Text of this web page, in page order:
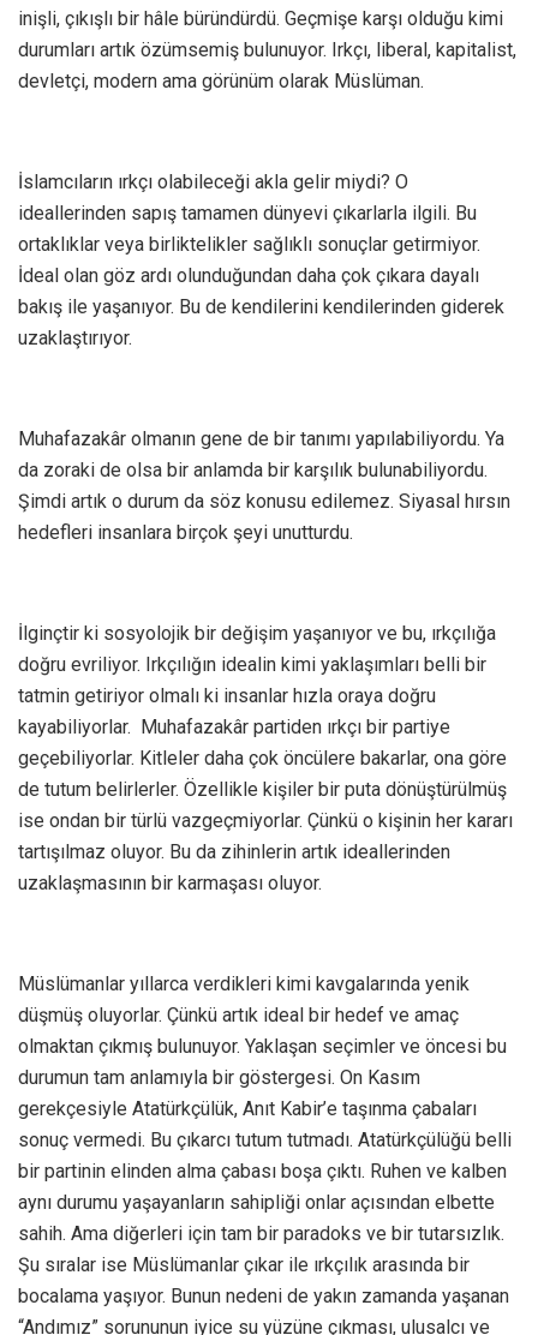
inişli, çıkışlı bir hâle büründürdü. Geçmişe karşı olduğu kimi
durumları artık özümsemiş bulunuyor. Irkçı, liberal, kapitalist,
devletçi, modern ama görünüm olarak Müslüman.
İslamcıların ırkçı olabileceği akla gelir miydi? O
ideallerinden sapış tamamen dünyevi çıkarlarla ilgili. Bu
ortaklıklar veya birliktelikler sağlıklı sonuçlar getirmiyor.
İdeal olan göz ardı olunduğundan daha çok çıkara dayalı
bakış ile yaşanıyor. Bu de kendilerini kendilerinden giderek
uzaklaştırıyor.
Muhafazakâr olmanın gene de bir tanımı yapılabiliyordu. Ya
da zoraki de olsa bir anlamda bir karşılık bulunabiliyordu.
Şimdi artık o durum da söz konusu edilemez. Siyasal hırsın
hedefleri insanlara birçok şeyi unutturdu.
İlginçtir ki sosyolojik bir değişim yaşanıyor ve bu, ırkçılığa
doğru evriliyor. Irkçılığın idealin kimi yaklaşımları belli bir
tatmin getiriyor olmalı ki insanlar hızla oraya doğru
kayabiliyorlar. Muhafazakâr partiden ırkçı bir partiye
geçebiliyorlar. Kitleler daha çok öncülere bakarlar, ona göre
de tutum belirlerler. Özellikle kişiler bir puta dönüştürülmüş
ise ondan bir türlü vazgeçmiyorlar. Çünkü o kişinin her kararı
tartışılmaz oluyor. Bu da zihinlerin artık ideallerinden
uzaklaşmasının bir karmaşası oluyor.
Müslümanlar yıllarca verdikleri kimi kavgalarında yenik
düşmüş oluyorlar. Çünkü artık ideal bir hedef ve amaç
olmaktan çıkmış bulunuyor. Yaklaşan seçimler ve öncesi bu
durumun tam anlamıyla bir göstergesi. On Kasım
gerekçesiyle Atatürkçülük, Anıt Kabir’e taşınma çabaları
sonuç vermedi. Bu çıkarcı tutum tutmadı. Atatürkçülüğü belli
bir partinin elinden alma çabası boşa çıktı. Ruhen ve kalben
aynı durumu yaşayanların sahipliği onlar açısından elbette
sahih. Ama diğerleri için tam bir paradoks ve bir tutarsızlık.
Şu sıralar ise Müslümanlar çıkar ile ırkçılık arasında bir
bocalama yaşıyor. Bunun nedeni de yakın zamanda yaşanan
“Andımız” sorununun iyice su yüzüne çıkması, ulusalcı ve